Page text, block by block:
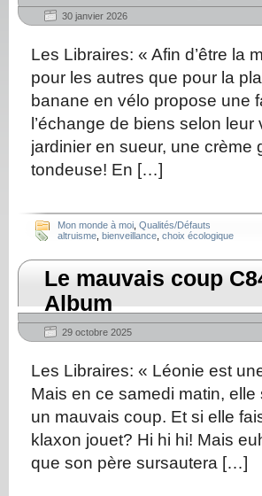
30 janvier 2026
Les Libraires: « Afin d’être la
pour les autres que pour la
banane en vélo propose une
l’échange de biens selon
jardinier en sueur, une crème
tondeuse! En […]
Mon monde à moi Qualités/Défauts
altruisme bienveillance choix écologique
Le mauvais coup
Album
29 octobre 2025
Les Libraires: « Léonie est
Mais en ce samedi matin,
un mauvais coup. Et si elle
klaxon jouet? Hi hi hi! Mais
que son père sursautera […]